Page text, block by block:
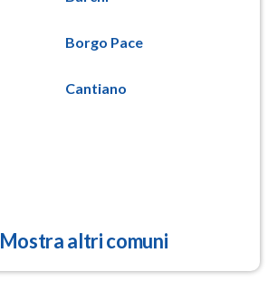
Borgo Pace
Cantiano
Mostra altri comuni